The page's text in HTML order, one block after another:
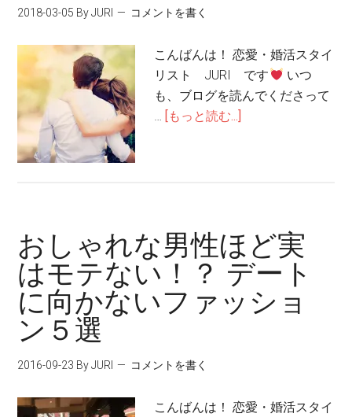
2018-03-05 By JURI コメントを書く
こんばんは！ 恋愛・婚活スタイ
リスト JURI です
いつ
も、ブログを読んでくださって
… [もっと読む...]
おしゃれな男性ほど実
はモテない！？ デート
に向かないファッショ
ン５選
2016-09-23 By JURI コメントを書く
こんばんは！ 恋愛・婚活スタイ